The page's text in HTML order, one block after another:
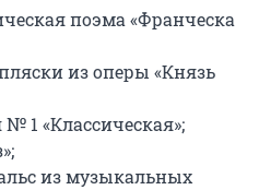
поэма «Франческа
из оперы «Князь
1 «Классическая»;
из музыкальных